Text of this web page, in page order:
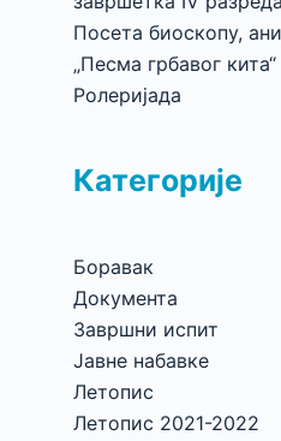
Посета биоскопу,
„Песма грбавог кита“
Ролеријада
Категорије
Боравак
Документа
Завршни испит
Јавне набавке
Летопис
Летопис 2021-2022